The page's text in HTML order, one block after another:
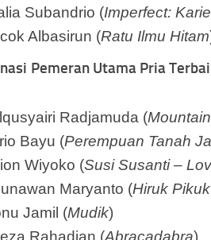
Subandrio (Imperfect:
Albasirun (Ratu Ilmu Hitam
Pemeran Utama Pria
Radjamuda (
Bayu (Perempuan Tanah
Wiyoko (Susi Susanti –
Maryanto (Hiruk
Jamil (Mudik)
Rahadian (Abracadabra)